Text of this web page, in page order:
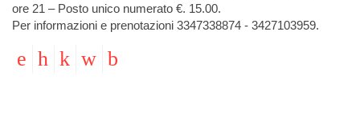
ore 21 – Posto unico numerato €. 15.00.
Per informazioni e prenotazioni 3347338874 - 3427103959.